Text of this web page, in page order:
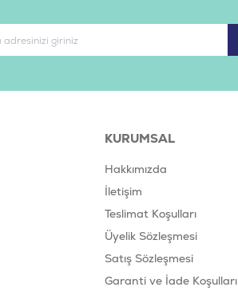
KURUMSAL
Hakkımızda
İletişim
Teslimat Koşulları
Üyelik Sözleşmesi
Satış Sözleşmesi
Garanti ve İade Koşulları